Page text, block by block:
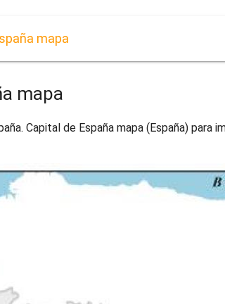
mapa
mapa
Capital de España mapa (España) para